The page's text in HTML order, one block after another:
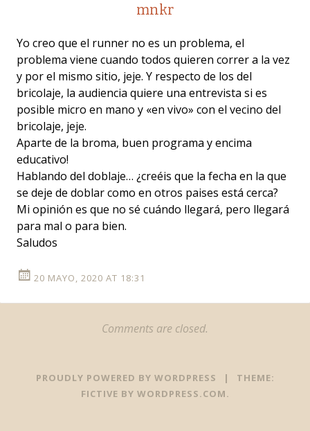
mnkr
Yo creo que el runner no es un problema, el
problema viene cuando todos quieren correr a la vez
y por el mismo sitio, jeje. Y respecto de los del
bricolaje, la audiencia quiere una entrevista si es
posible micro en mano y «en vivo» con el vecino del
bricolaje, jeje.
Aparte de la broma, buen programa y encima
educativo!
Hablando del doblaje… ¿creéis que la fecha en la que
se deje de doblar como en otros paises está cerca?
Mi opinión es que no sé cuándo llegará, pero llegará
para mal o para bien.
Saludos
20 MAYO, 2020 AT 18:31
Comments are closed.
PROUDLY POWERED BY WORDPRESS |
THEME:
FICTIVE BY WORDPRESS.COM.